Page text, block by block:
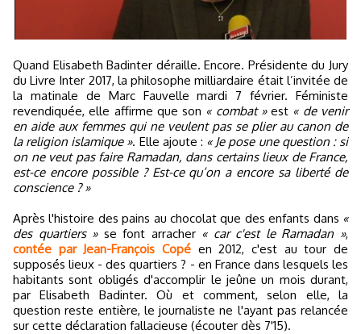
Quand Elisabeth Badinter déraille. Encore. Présidente du Jury
du Livre Inter 2017, la philosophe milliardaire était l’invitée de
la matinale de Marc Fauvelle mardi 7 février. Féministe
revendiquée, elle affirme que son « combat »est « de venir
en aide aux femmes qui ne veulent pas se plier au canon de
la religion islamique ». Elle ajoute : « Je pose une question : si
on ne veut pas faire Ramadan, dans certains lieux de France,
est-ce encore possible ? Est-ce qu’on a encore sa liberté de
conscience ? »
Après l'histoire des pains au chocolat que des enfants dans «
des quartiers »se font arracher « car c'est le Ramadan »,
contée par Jean-François Copé en 2012, c'est au tour de
supposés lieux - des quartiers ? - en France dans lesquels les
habitants sont obligés d'accomplir le jeûne un mois durant,
par Elisabeth Badinter. Où et comment, selon elle, la
question reste entière, le journaliste ne l'ayant pas relancée
sur cette déclaration fallacieuse (écouter dès 7'15).